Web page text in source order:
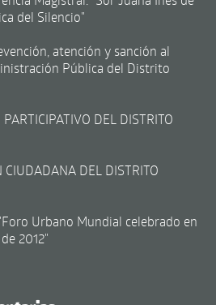
del Silencio"
atención y sanción al
Pública del Distrito
DEL DISTRITO
CIUDADANA DEL DISTRITO
Urbano Mundial celebrado en
2012"